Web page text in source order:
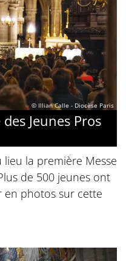
© Illian Calle - Diocèse Paris
Jeunes Pros
la première Messe
de 500 jeunes ont
en photos sur cette